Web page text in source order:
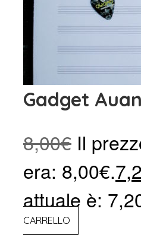
Gadget
8,00€ Il
era: 8,00€.
attuale è:
CARRELLO